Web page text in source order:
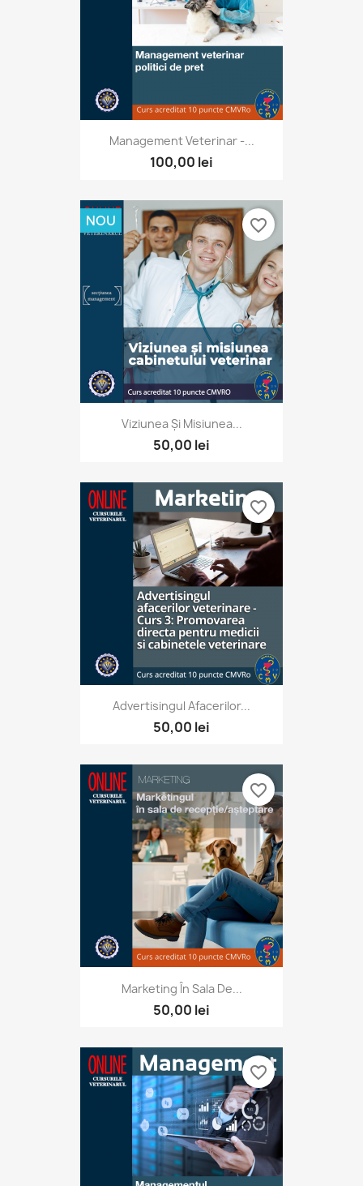
Management Veterinar -...
100,00 lei
Viziunea Și Misiunea...
50,00 lei
NOU favorite_border
Advertisingul Afacerilor...
50,00 lei
favorite_border
Marketing În Sala De...
50,00 lei
favorite_border
favorite_border